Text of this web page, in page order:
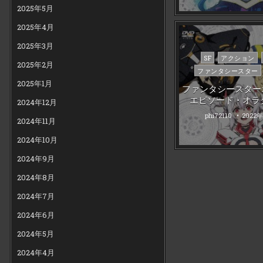
2025年5月
2025年4月
2025年3月
2025年2月
2025年1月
2024年12月
2024年11月
2024年10月
2024年9月
2024年8月
2024年7月
2024年6月
2024年5月
2024年4月
Posted
in
SF
アクション
ファンタシースター
ファンタシースタ
エピソード・オラ
phi72110 2022